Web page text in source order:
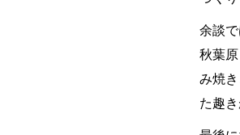
余談
秋葉
み焼
た趣